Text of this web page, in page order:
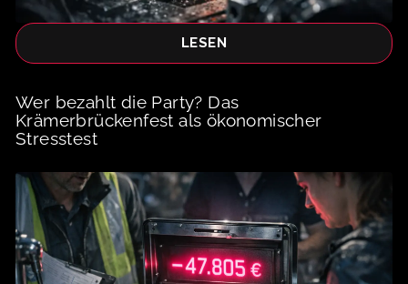
LESEN
Wer bezahlt die Party? Das
Krämerbrückenfest als ökonomischer
Stresstest